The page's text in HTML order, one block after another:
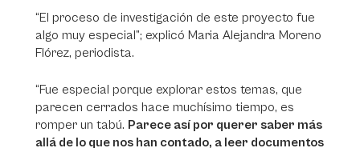
“El proceso de investigación de este proyecto fue
algo muy especial”; explicó Maria Alejandra Moreno
Flórez, periodista.
“Fue especial porque explorar estos temas, que
parecen cerrados hace muchísimo tiempo, es
romper un tabú. Parece así por querer saber más
allá de lo que nos han contado, a leer documentos